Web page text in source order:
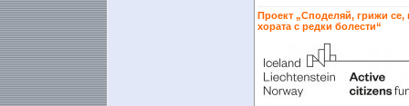
Проект „Споделяй, грижи се,
хората с редки болести“